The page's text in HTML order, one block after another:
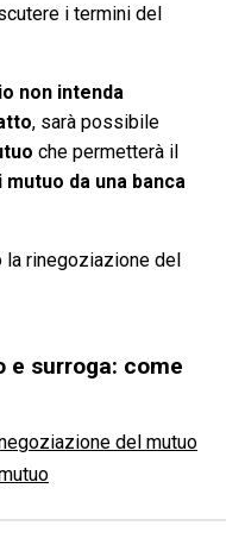
i termini del
non intenda
, sarà possibile
che permetterà il
da una banca
la rinegoziazione del
e surroga: come
del mutuo